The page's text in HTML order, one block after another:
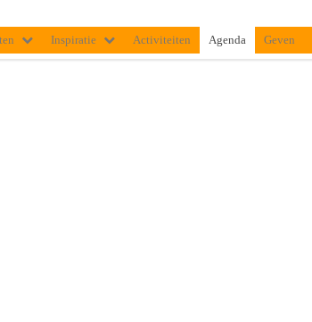
Inspiratie Activiteiten Agenda Geven